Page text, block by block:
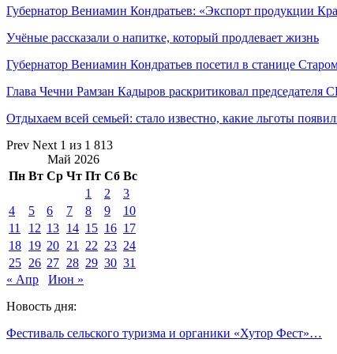
Губернатор Вениамин Кондратьев: «Экспорт продукции
Учёные рассказали о напитке, который продлевает жизнь
Губернатор Вениамин Кондратьев посетил в станице
Глава Чечни Рамзан Кадыров раскритиковал председателя
Отдыхаем всей семьей: стало известно, какие льготы
Prev Next 1 из 1 813
Май 2026
Пн Вт Ср Чт Пт Сб Вс
1
2
3
4
5 6 7 8 9
10
11
12 13 14 15 16 17
18 19 20 21 22 23 24
25 26 27 28 29 30 31
« Апр
Июн »
Новость дня:
Фестиваль сельского туризма и органики «Хутор Фест»…